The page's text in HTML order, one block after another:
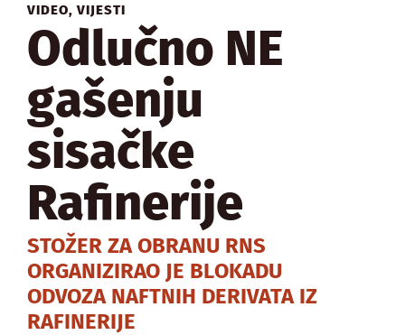
VIDEO,VIJESTI
Odlučno NE
gašenju
sisačke
Rafinerije
STOŽER ZA OBRANU RNS
ORGANIZIRAO JE BLOKADU
ODVOZA NAFTNIH DERIVATA IZ
RAFINERIJE